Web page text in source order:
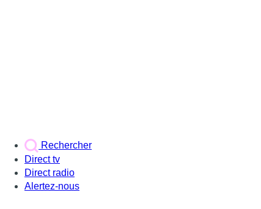
Rechercher
Direct tv
Direct radio
Alertez-nous